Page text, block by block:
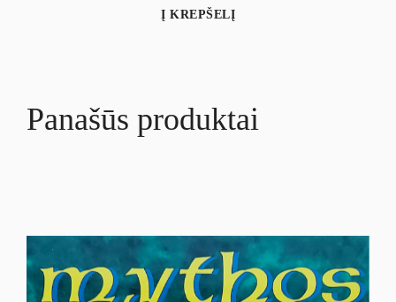
Į KREPŠELĮ
Panašūs produktai